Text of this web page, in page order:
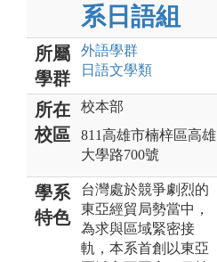
系日語組
所屬
學群
外語學群
日語文學類
所在
校區
校本部
811高雄市楠梓區高雄
大學路700號
學系
特色
台灣處於競爭劇烈的
東亞經貿局勢當中，
為求與區域緊密接
軌，本系首創以東亞